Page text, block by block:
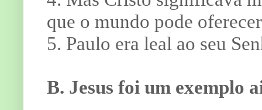
que o mundo pode
5. Paulo era leal ao seu
B. Jesus foi um exemplo